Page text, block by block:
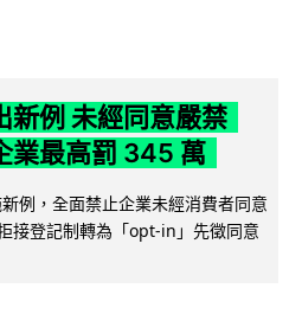
新例 未經同意嚴禁
業最高罰 345 萬
例，全面禁止企業未經消費者同意
接登記制轉為「opt-in」先徵同意